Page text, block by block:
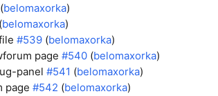
(belomaxorka)
(belomaxorka)
#539 (belomaxorka)
page #540 (belomaxorka)
panel #541 (belomaxorka)
page #542 (belomaxorka)